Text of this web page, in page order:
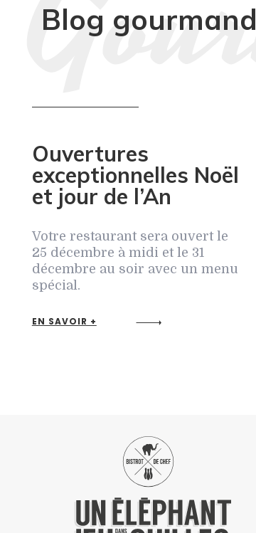
Blog gourmand
Ouvertures
exceptionnelles Noël
et jour de l’An
Votre restaurant sera ouvert le
25 décembre à midi et le 31
décembre au soir avec un menu
spécial.
EN SAVOIR +